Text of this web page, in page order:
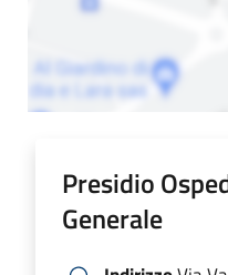
Presidio
Generale